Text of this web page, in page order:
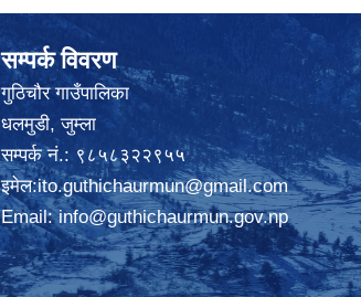
सम्पर्क विवरण
गुठिचौर गाउँपालिका
धलमुडी, जुम्ला
सम्पर्क नं.: ९८५८३२२९५५
इमेल:ito.guthichaurmun@gmail.com
Email:info@guthichaurmun.gov.np